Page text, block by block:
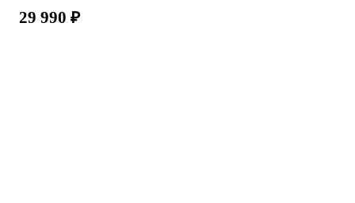
29 990 ₽